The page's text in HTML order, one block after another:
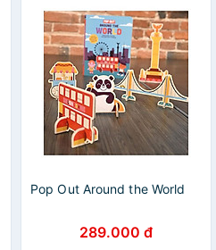
Pop Out Around the World
289.000 đ